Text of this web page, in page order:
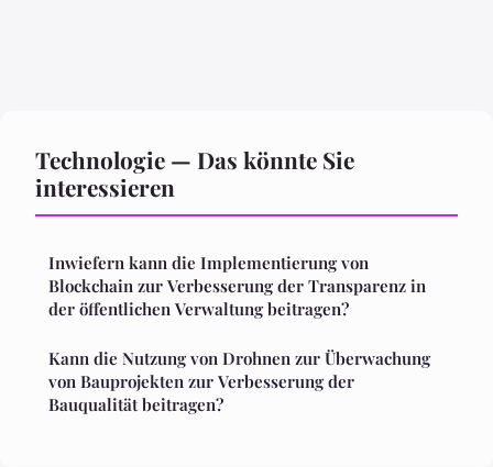
Technologie — Das könnte Sie
interessieren
Inwiefern kann die Implementierung von
Blockchain zur Verbesserung der Transparenz in
der öffentlichen Verwaltung beitragen?
Kann die Nutzung von Drohnen zur Überwachung
von Bauprojekten zur Verbesserung der
Bauqualität beitragen?